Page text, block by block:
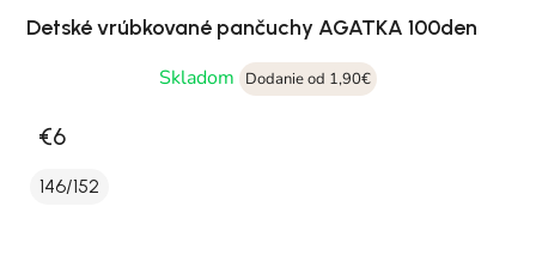
Detské vrúbkované pančuchy AGATKA 100den
Skladom
Dodanie od 1,90€
€6
146/152